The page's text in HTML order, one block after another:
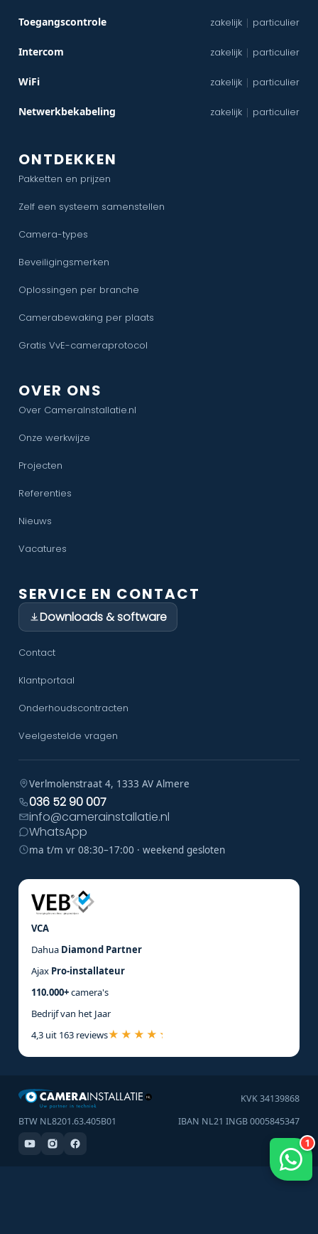
Toegangscontrole zakelijk | particulier
Intercom zakelijk | particulier
WiFi zakelijk | particulier
Netwerkbekabeling zakelijk | particulier
ONTDEKKEN
Pakketten en prijzen
Zelf een systeem samenstellen
Camera-types
Beveiligingsmerken
Oplossingen per branche
Camerabewaking per plaats
Gratis VvE-cameraprotocol
OVER ONS
Over CameraInstallatie.nl
Onze werkwijze
Projecten
Referenties
Nieuws
Vacatures
SERVICE EN CONTACT
Downloads & software
Contact
Klantportaal
Onderhoudscontracten
Veelgestelde vragen
Verlmolenstraat 4, 1333 AV Almere
036 52 90 007
info@camerainstallatie.nl
WhatsApp
ma t/m vr 08:30–17:00 · weekend gesloten
VCA
Dahua Diamond Partner
Ajax Pro-installateur
110.000+camera's
Bedrijf van het Jaar
4,3 uit 163 reviews
KVK 34139868
BTW NL8201.63.405B01
IBAN NL21 INGB 0005845347